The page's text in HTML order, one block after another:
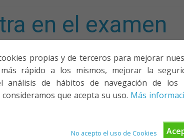
propias y de terceros para mejorar
rápido a los mismos, mejorar la
análisis de hábitos de navegación de los
que acepta su uso. Más
No acepto el uso de Cookies
en el examen
PONENCIAS Y CURSOS ¿QUIÉNES SOMOS?